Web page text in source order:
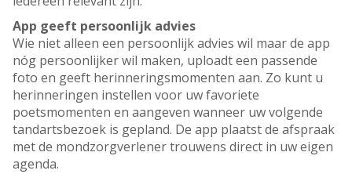
App geeft persoonlijk advies
Wie niet alleen een persoonlijk advies wil maar de app
nóg persoonlijker wil maken, uploadt een passende
foto en geeft herinneringsmomenten aan. Zo kunt u
herinneringen instellen voor uw favoriete
poetsmomenten en aangeven wanneer uw volgende
tandartsbezoek is gepland. De app plaatst de afspraak
met de mondzorgverlener trouwens direct in uw eigen
agenda.